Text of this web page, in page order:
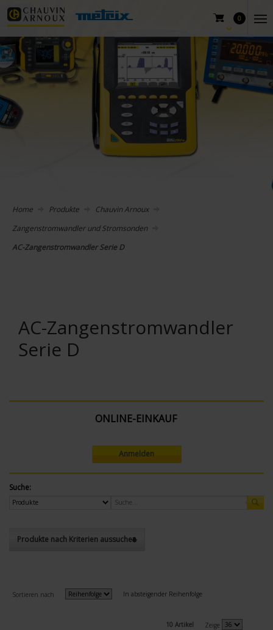
0
Home Produkte
Chauvin Arnoux
Zangenstromwandler und Stromsonden
AC-Zangenstromwandler Serie D
AC-Zangenstromwandler
Serie D
ONLINE-EINKAUF
Anmelden
Suche:
Produkte nach Kriterien aussuchen
Sortieren nach In absteigender Reihenfolge
10 Artikel Zeige